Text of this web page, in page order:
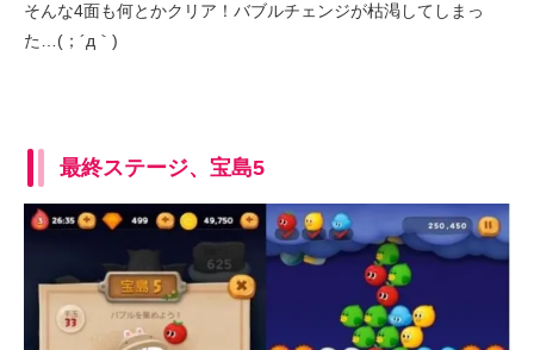
そんな4面も何とかクリア！バブルチェンジが枯渇してしまっ
た…(；´д｀)ゞ
最終ステージ、宝島5